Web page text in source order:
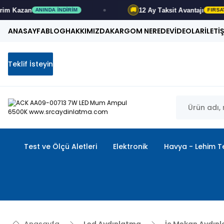
İNDIRIM 🚚 12 Ay Taksit Avantajı FIRSATI KAÇIRMA
ANASAYFABLOGHAKKIMIZDAKARGOM NEREDEVİDEOLAR
Teklif İsteyin
Test ve Ölçü Aletleri Elektronik Havya - Lehim